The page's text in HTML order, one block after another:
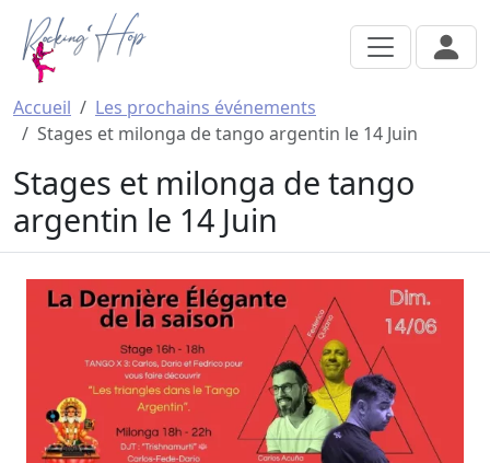
Aller au contenu principal
Accueil
Les prochains événements
Stages et milonga de tango argentin le 14 Juin
Stages et milonga de tango
argentin le 14 Juin